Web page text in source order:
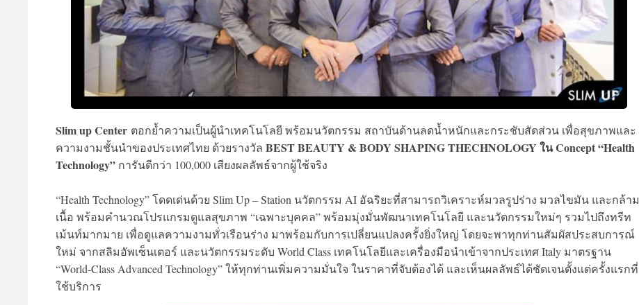
Slim up Center ตอกย้ำความเป็นผู้นำเทคโนโลยี พร้อมนวัตกรรม สถาบันด้านลดน้ำหนักและกระชับสัดส่วน เพื่อสุขภาพและ
ความงามชั้นนำของประเทศไทย ด้วยรางวัล BEST BEAUTY & BODY SHAPING THECHNOLOGY ใน Concept “Health
Technology” การันตีกว่า 100,000 เสียงผลลัพธ์จากผู้ใช้จริง
“Health Technology” โดดเด่นด้วย Slim Up – Station นวัตกรรม AI อัฉริยะที่สามารถวิเคราะห์มวลรูปร่าง มวลไขมัน และกล้าม
เนื้อ พร้อมคำนวณโปรแกรมดูแลสุขภาพ “เฉพาะบุคคล” พร้อมมุ่งมั่นพัฒนาเทคโนโลยี และนวัตกรรมใหม่ๆ รวมไปถึงทรีท
เม้นท์มากมาย เพื่อดูแลความงามทั่วเรือนร่าง มาพร้อมกับการเปลี่ยนแปลงครั้งยิ่งใหญ่ โดยจะพาทุกท่านสัมผัสประสบการณ์
ใหม่ จากสลิมอัพเซ็นเตอร์ และนวัตกรรมระดับ World Class เทคโนโลยีและเครื่องมือนำเข้าจากประเทศ Italy มาตรฐาน
“World-Class Advanced Technology” ให้ทุกท่านเพิ่มความมั่นใจ ในราคาที่จับต้องได้ และเห็นผลลัพธ์ได้ชัดเจนตั้งแต่ครั้งแรกที่
ใช้บริการ